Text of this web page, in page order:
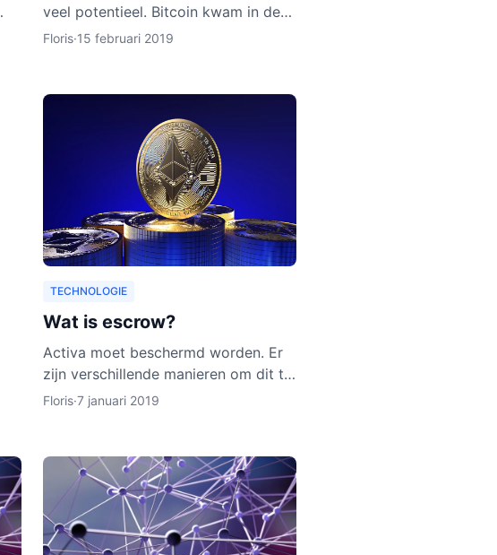
veel potentieel. Bitcoin kwam in de
afgelopen jaren op een hoogtepunt
Floris·15 februari 2019
TECHNOLOGIE
Wat is escrow?
Activa moet beschermd worden. Er
zijn verschillende manieren om dit te
doen. Hoe escrow activa beschermt,
Floris·7 januari 2019